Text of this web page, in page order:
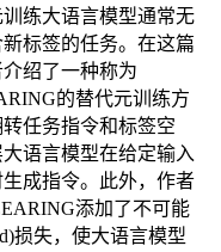
练大语言模型通常无
标签的任务。在这篇
绍了一种称为
的替代元训练方
任务指令和标签空
语言模型在给定输入
成指令。此外，作者
添加了不可能
损失，使大语言模型